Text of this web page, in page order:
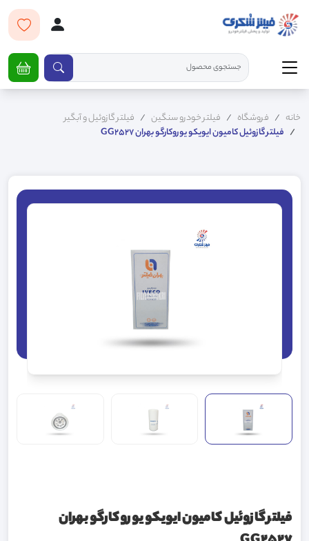
خانه فروشگاه فیلتر خودرو سنگین
فیلتر گازوئیل و آبگیر
فیلتر گازوئیل کامیون ایویکو یوروکارگو بهران GG2527
فیلتر گازوئیل کامیون ایویکو یوروکارگو بهران